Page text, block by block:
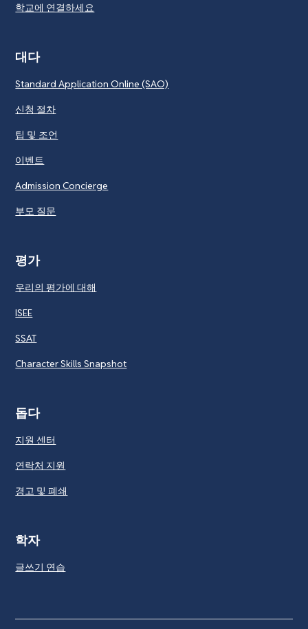
학교에 연결하세요
대다
Standard Application Online (SAO)
신청 절차
팁 및 조언
이벤트
Admission Concierge
부모 질문
평가
우리의 평가에 대해
ISEE
SSAT
Character Skills Snapshot
돕다
지원 센터
연락처 지원
경고 및 폐쇄
학자
글쓰기 연습